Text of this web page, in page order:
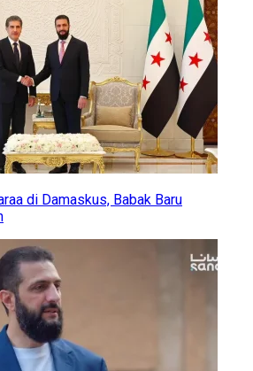
di Damaskus, Babak Baru